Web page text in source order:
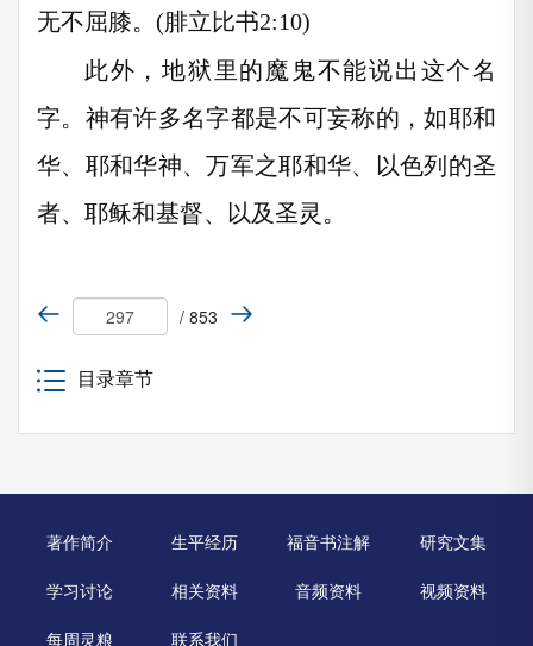
无不屈膝。(腓立比书2:10)
此外，地狱里的魔鬼不能说出这个名
字。神有许多名字都是不可妄称的，如耶和
华、耶和华神、万军之耶和华、以色列的圣
者、耶稣和基督、以及圣灵。
/ 853
目录章节
著作简介 生平经历 福音书注解 研究文集
学习讨论 相关资料 音频资料 视频资料
每周灵粮 联系我们